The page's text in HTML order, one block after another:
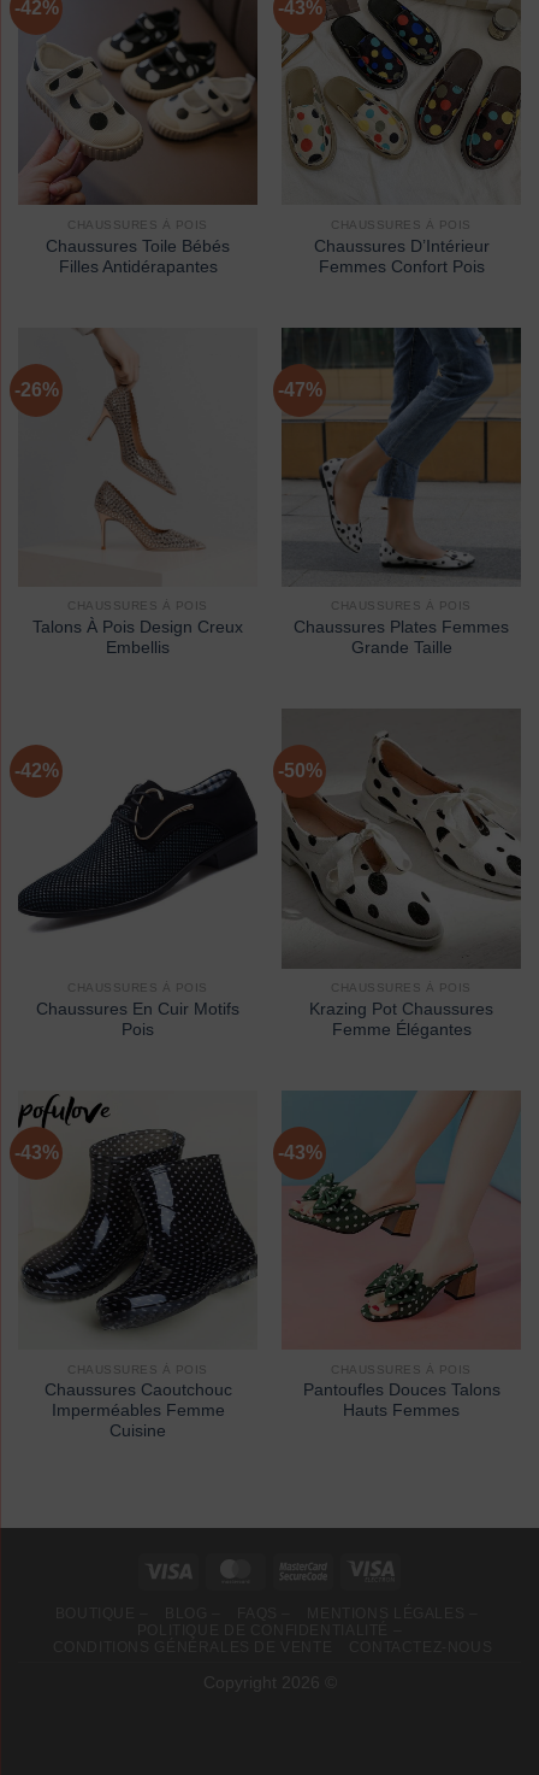
-42%
CHAUSSURES À POIS
Chaussures Toile Bébés
Filles Antidérapantes
-43%
CHAUSSURES À POIS
Chaussures D’Intérieur
Femmes Confort Pois
-26%
CHAUSSURES À POIS
Talons À Pois Design Creux
Embellis
-47%
CHAUSSURES À POIS
Chaussures Plates Femmes
Grande Taille
-42%
CHAUSSURES À POIS
Chaussures En Cuir Motifs
Pois
-50%
CHAUSSURES À POIS
Krazing Pot Chaussures
Femme Élégantes
-43%
CHAUSSURES À POIS
Chaussures Caoutchouc
Imperméables Femme
Cuisine
-43%
CHAUSSURES À POIS
Pantoufles Douces Talons
Hauts Femmes
Copyright 2026 ©